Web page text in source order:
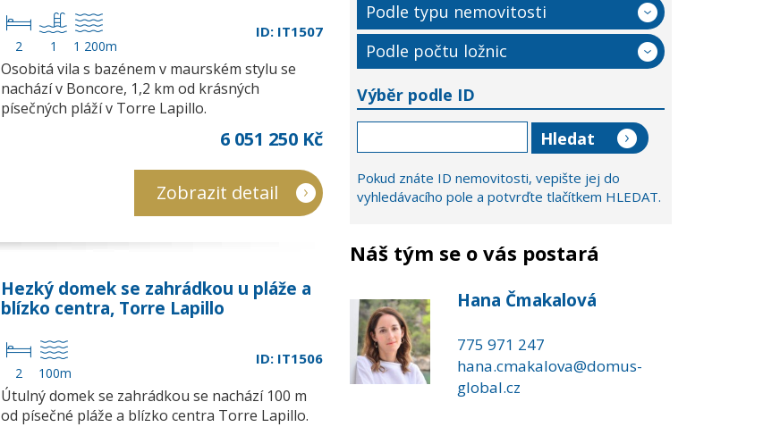
2 1 1 200m
ID: IT1507
Osobitá vila s bazénem v maurském stylu se
nachází v Boncore, 1,2 km od krásných
písečných pláží v Torre Lapillo.
6 051 250 Kč
Zobrazit detail
Hezký domek se zahrádkou u pláže a
blízko centra, Torre Lapillo
2 100m
ID: IT1506
Útulný domek se zahrádkou se nachází 100 m
od písečné pláže a blízko centra Torre Lapillo.
Podle typu nemovitosti
Podle počtu ložnic
Výběr podle ID
Pokud znáte ID nemovitosti, vepište jej do
vyhledávacího pole a potvrďte tlačítkem HLEDAT.
Náš tým se o vás postará
Hana Čmakalová
775 971 247
hana.cmakalova@domus-
global.cz